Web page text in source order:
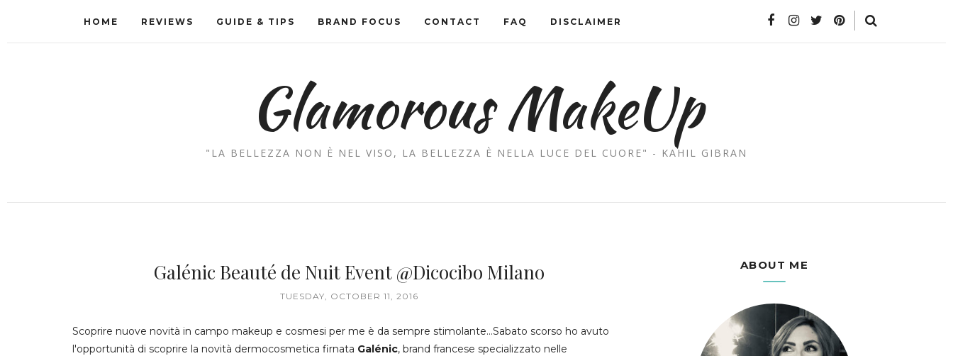
HOME REVIEWS GUIDE & TIPS BRAND FOCUS CONTACT FAQ DISCLAIMER
Glamorous MakeUp
"LA BELLEZZA NON È NEL VISO, LA BELLEZZA È NELLA LUCE DEL CUORE" - KAHIL GIBRAN
Galénic Beauté de Nuit Event @Dicocibo Milano
TUESDAY, OCTOBER 11, 2016
Scoprire nuove novità in campo makeup e cosmesi per me è da sempre stimolante...Sabato scorso ho avuto
l'opportunità di scoprire la novità dermocosmetica firnata Galénic, brand francese specializzato nelle
ABOUT ME